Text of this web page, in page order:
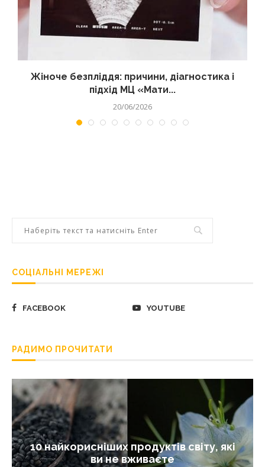
Жіноче безпліддя: причини, діагностика і
підхід МЦ «Мати...
20/06/2026
СОЦІАЛЬНІ МЕРЕЖІ
FACEBOOK YOUTUBE
РАДИМО ПРОЧИТАТИ
10 найкорисніших продуктів світу, які
ви не вживаєте